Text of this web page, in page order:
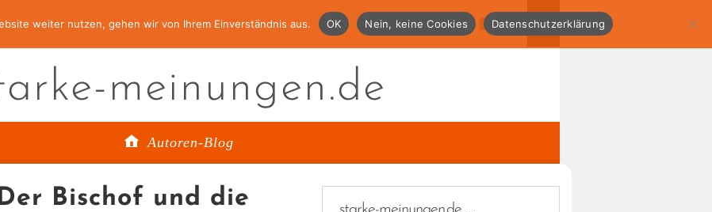
meinungen.de
Autoren-Blog
Bischof und die
weiter nutzen, gehen wir von Ihrem Einverständnis aus. OK Nein, keine Cookies Datenschutzerklärung